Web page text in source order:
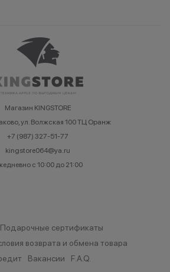
Магазин KINGSTORE
ул. Волжская 100 ТЦ Оранж
+7 (987) 327-51-77
kingstore064@ya.ru
с 10:00 до 21:00
Подарочные сертификаты
возврата и обмена товара
Вакансии F.A.Q.